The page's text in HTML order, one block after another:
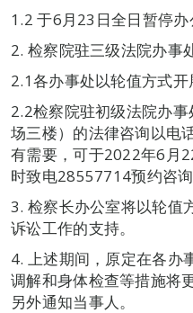
1.2 于6月23日全日暂停办
2. 检察院驻三级法院办事
2.1各办事处以轮值方式开
2.2检察院驻初级法院办
场三楼）的法律咨询以电
有需要，可于2022年6月
时致电28557714预约咨询
3. 检察长办公室将以轮值
诉讼工作的支持。
4. 上述期间，原定在各办
调解和身体检查等措施将
另外通知当事人。